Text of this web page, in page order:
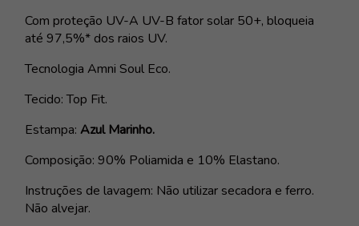
Com proteção UV-A UV-B fator solar 50+, bloqueia
até 97,5%* dos raios UV.
Tecnologia Amni Soul Eco.
Tecido: Top Fit.
Estampa: Azul Marinho.
Composição: 90% Poliamida e 10% Elastano.
Instruções de lavagem: Não utilizar secadora e ferro.
Não alvejar.